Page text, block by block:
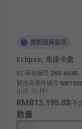
按制造商备货
Eclipse, 车床卡盘
RS 库存编号 269-6640
制造商零件编号
小计（1 件）
RMB13,195.88(不
数量